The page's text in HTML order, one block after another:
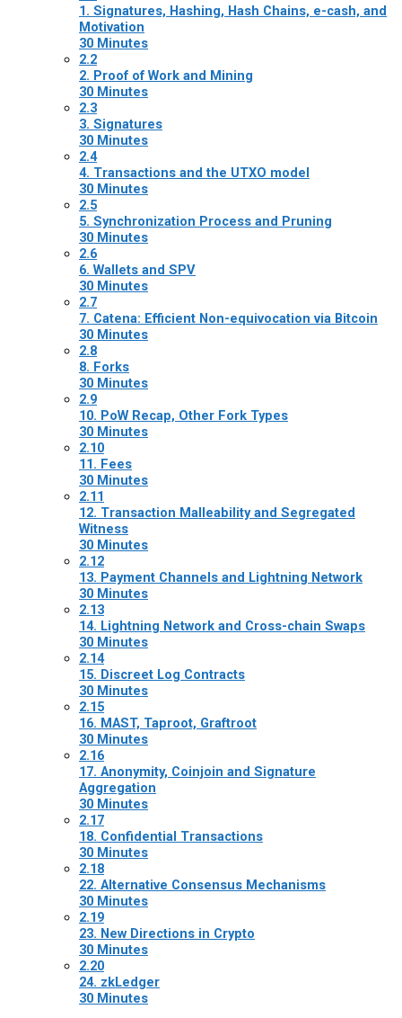
1. Signatures, Hashing, Hash Chains, e-cash, and
Motivation
30 Minutes
2.2
2. Proof of Work and Mining
30 Minutes
2.3
3. Signatures
30 Minutes
2.4
4. Transactions and the UTXO model
30 Minutes
2.5
5. Synchronization Process and Pruning
30 Minutes
2.6
6. Wallets and SPV
30 Minutes
2.7
7. Catena: Efficient Non-equivocation via Bitcoin
30 Minutes
2.8
8. Forks
30 Minutes
2.9
10. PoW Recap, Other Fork Types
30 Minutes
2.10
11. Fees
30 Minutes
2.11
12. Transaction Malleability and Segregated
Witness
30 Minutes
2.12
13. Payment Channels and Lightning Network
30 Minutes
2.13
14. Lightning Network and Cross-chain Swaps
30 Minutes
2.14
15. Discreet Log Contracts
30 Minutes
2.15
16. MAST, Taproot, Graftroot
30 Minutes
2.16
17. Anonymity, Coinjoin and Signature
Aggregation
30 Minutes
2.17
18. Confidential Transactions
30 Minutes
2.18
22. Alternative Consensus Mechanisms
30 Minutes
2.19
23. New Directions in Crypto
30 Minutes
2.20
24. zkLedger
30 Minutes